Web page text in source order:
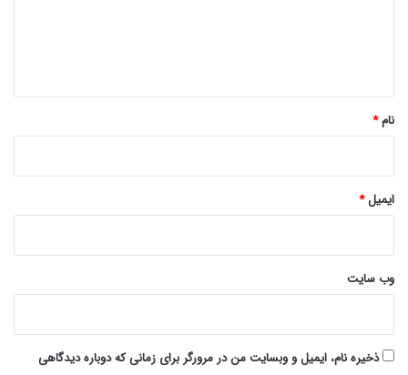
نام*
ایمیل*
وب‌ سایت
ذخیره نام، ایمیل و وبسایت من در مرورگر برای زمانی که دوباره دیدگاهی